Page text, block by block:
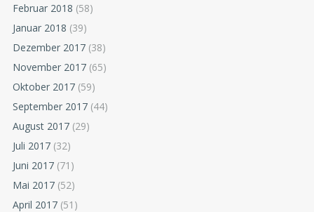
Februar 2018 (58)
Januar 2018 (39)
Dezember 2017 (38)
November 2017 (65)
Oktober 2017 (59)
September 2017 (44)
August 2017 (29)
Juli 2017 (32)
Juni 2017 (71)
Mai 2017 (52)
April 2017 (51)